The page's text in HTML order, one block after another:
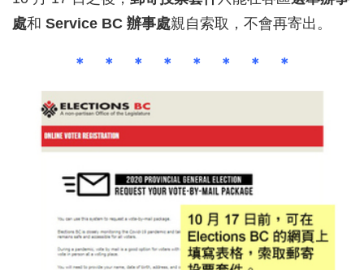
處和 Service BC 辦事處親自索取，不會再寄出。
＊ ＊ ＊ ＊ ＊ ＊ ＊ ＊